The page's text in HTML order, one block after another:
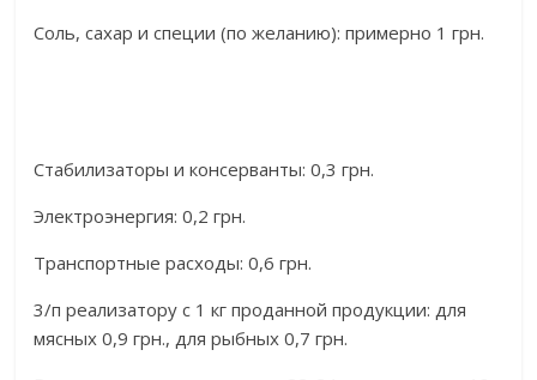
Соль, сахар и специи (по желанию): примерно 1 грн.
Стабилизаторы и консерванты: 0,3 грн.
Электроэнергия: 0,2 грн.
Транспортные расходы: 0,6 грн.
3/п реализатору с 1 кг проданной продукции: для
мясных 0,9 грн., для рыбных 0,7 грн.